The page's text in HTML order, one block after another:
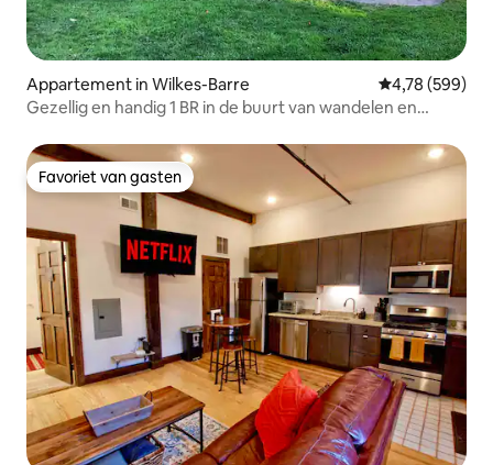
Appartement in Wilkes-Barre Gemiddelde
4,78 (599)
Gezellig en handig 1 BR in de buurt van wandelen en
Favoriet van gasten
Favoriet van gasten